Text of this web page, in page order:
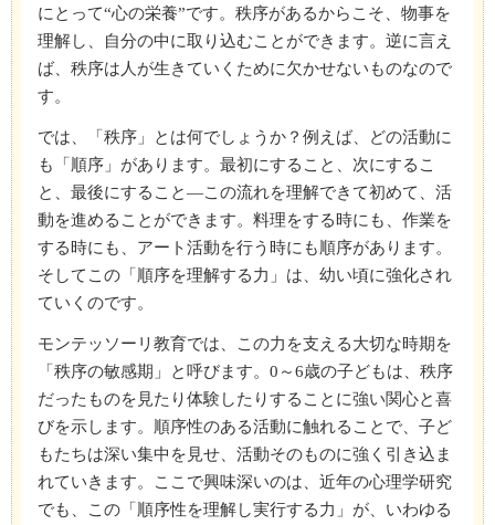
にとって“心の栄養”です。秩序があるからこそ、物事を
理解し、自分の中に取り込むことができます。逆に言え
ば、秩序は人が生きていくために欠かせないものなので
す。
では、「秩序」とは何でしょうか？例えば、どの活動に
も「順序」があります。最初にすること、次にするこ
と、最後にすること―この流れを理解できて初めて、活
動を進めることができます。料理をする時にも、作業を
する時にも、アート活動を行う時にも順序があります。
そしてこの「順序を理解する力」は、幼い頃に強化され
ていくのです。
モンテッソーリ教育では、この力を支える大切な時期を
「秩序の敏感期」と呼びます。0～6歳の子どもは、秩序
だったものを見たり体験したりすることに強い関心と喜
びを示します。順序性のある活動に触れることで、子ど
もたちは深い集中を見せ、活動そのものに強く引き込ま
れていきます。ここで興味深いのは、近年の心理学研究
でも、この「順序性を理解し実行する力」が、いわゆる